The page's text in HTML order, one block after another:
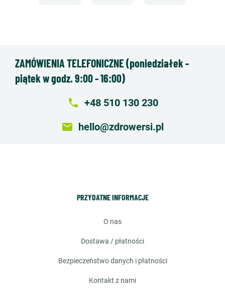
ZAMÓWIENIA TELEFONICZNE (poniedziałek -
piątek w godz. 9:00 - 16:00)
local_phone +48 510 130 230
email hello@zdrowersi.pl
PRZYDATNE INFORMACJE
o nas
dostawa / płatności
bezpieczeństwo danych i płatności
kontakt z nami